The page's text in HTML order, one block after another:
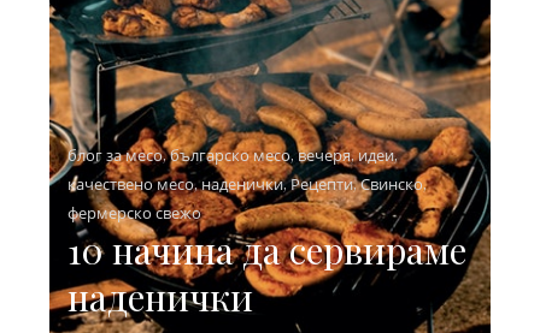
блог за месо,българско месо,вечеря,идеи,
качествено месо,наденички,Рецепти,Свинско,
фермерско свежо
10 начина да сервираме
наденички